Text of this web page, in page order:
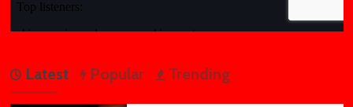
Latest Popular Trending